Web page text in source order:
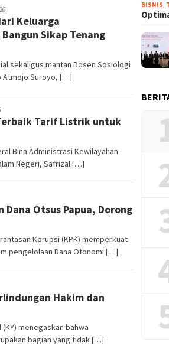
Keluarga
Sikap Tenang
sekaligus mantan Dosen Sosiologi
Atmojo Suroyo, […]
Tarif Listrik untuk
Bina Administrasi Kewilayahan
Negeri, Safrizal […]
Dana Otsus Papua, Dorong
Korupsi (KPK) memperkuat
pengelolaan Dana Otonomi […]
Hakim dan
menegaskan bahwa
bagian yang tidak […]
BISNIS,